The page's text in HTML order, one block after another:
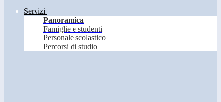
Servizi
Panoramica
Famiglie e studenti
Personale scolastico
Percorsi di studio